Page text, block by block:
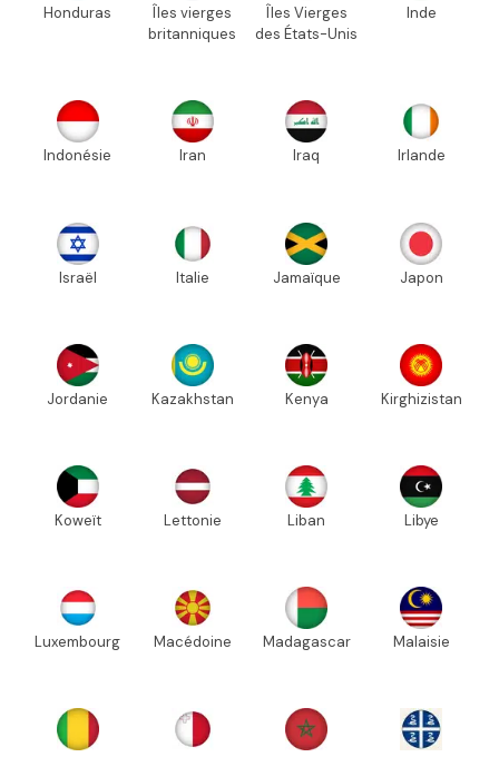
Honduras
Îles vierges
britanniques
Îles Vierges
des États-Unis
Inde
Indonésie Iran Iraq Irlande
Israël Italie Jamaïque Japon
Jordanie Kazakhstan Kenya Kirghizistan
Koweït Lettonie Liban Libye
Luxembourg Macédoine Madagascar Malaisie